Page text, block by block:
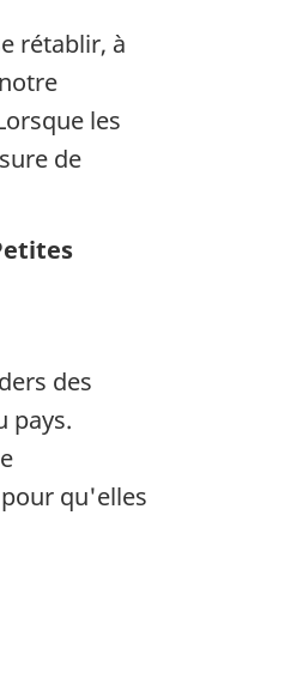
rétablir, à
les
de
des
pays.
qu'elles